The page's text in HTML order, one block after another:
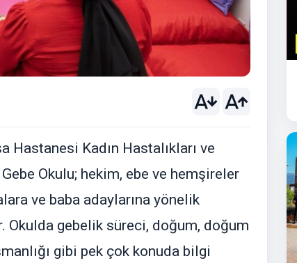
Kadın Hastalıkları ve
Okulu; hekim, ebe ve hemşireler
ve baba adaylarına yönelik
Okulda gebelik süreci, doğum, doğum
gibi pek çok konuda bilgi